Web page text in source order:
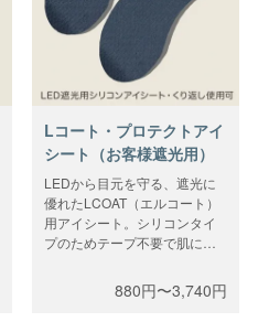
Lコート・プロテクトアイ
シート（お客様遮光用）
LEDから目元を守る、遮光に
優れたLCOAT（エルコート）
用アイシート。シリコンタイ
プのためテープ不要で肌に張
ご使用可能です。1枚あたりの
サイズ：68mm×30mm／2枚1
880円〜3,740円